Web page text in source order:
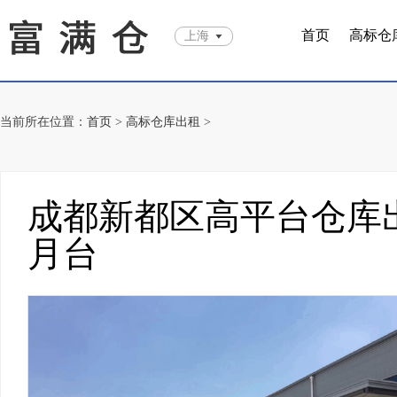
上海 首页 高标仓
当前所在位置： 首页 > 高标仓库出租 >
成都新都区高平台仓库
月台